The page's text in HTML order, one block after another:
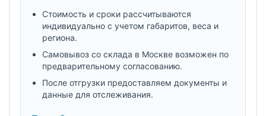
Стоимость и сроки рассчитываются
индивидуально с учетом габаритов, веса и
региона.
Самовывоз со склада в Москве возможен по
предварительному согласованию.
После отгрузки предоставляем документы и
данные для отслеживания.